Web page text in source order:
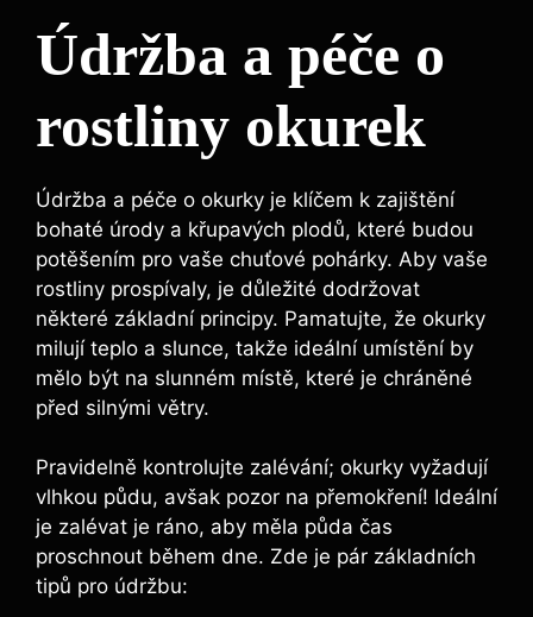
Údržba a péče o
rostliny okurek
Údržba a péče o okurky je klíčem k zajištění
bohaté úrody a křupavých plodů, které budou
potěšením pro vaše chuťové pohárky. Aby vaše
rostliny prospívaly, je důležité dodržovat
některé základní principy. Pamatujte, že okurky
milují teplo a slunce, takže ideální umístění by
mělo být na slunném místě, které je chráněné
před silnými větry.
Pravidelně kontrolujte zalévání; okurky vyžadují
vlhkou půdu, avšak pozor na přemokření! Ideální
je zalévat je ráno, aby měla půda čas
proschnout během dne. Zde je pár základních
tipů pro údržbu: